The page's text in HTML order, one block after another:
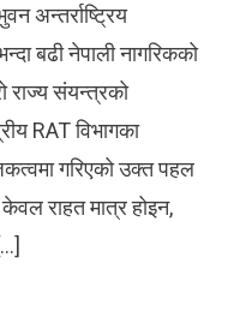
अन्तर्राष्ट्रिय
बढी नेपाली नागरिकको
राज्य संयन्त्रको
RAT विभागका
गरिएको उक्त पहल
राहत मात्र होइन,